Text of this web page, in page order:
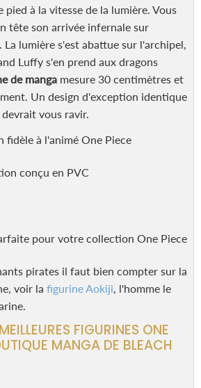
à la vitesse de la lumière. Vous
tête son arrivée infernale sur
La lumière s'est abattue sur l'archipel,
Luffy s'en prend aux dragons
de manga mesure 30 centimètres et
Un design d'exception identique
vous ravir.
fidèle à l'animé One Piece
conçu en PVC
pour votre collection One Piece
pirates il faut bien compter sur la
voir la figurine Aokiji, l'homme le
FIGURINES ONE
MANGA DE BLEACH